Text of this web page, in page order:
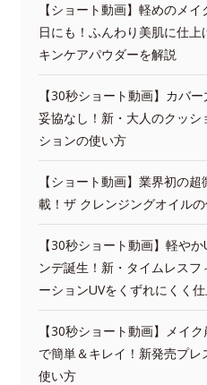
【ショート動画】軽めのメ
日にも！ふんわり美肌に仕上
キンケアパウダーを解説
【30秒ショート動画】カバ
妥協なし！新・大人のクッシ
ションの使い方
【ショート動画】業界初の
載！ザ クレンジングオイル
【30秒ショート動画】軽や
ンデ誕生！新・タイムレスフ
ーションUVをくずれにくく
【30秒ショート動画】メイ
で簡単＆キレイ！新発売プレ
使い方